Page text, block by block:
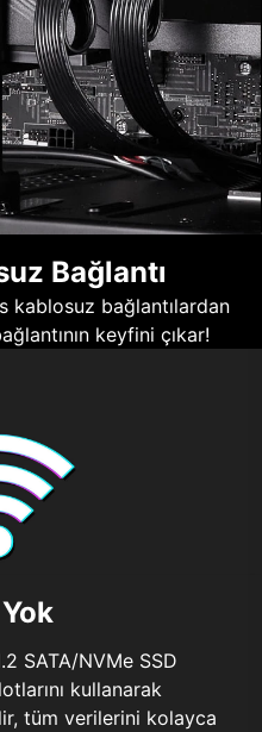
Bağlantı
kablosuz bağlantılardan
keyfini çıkar!
SATA/NVMe SSD
kullanarak
tüm verilerini kolayca